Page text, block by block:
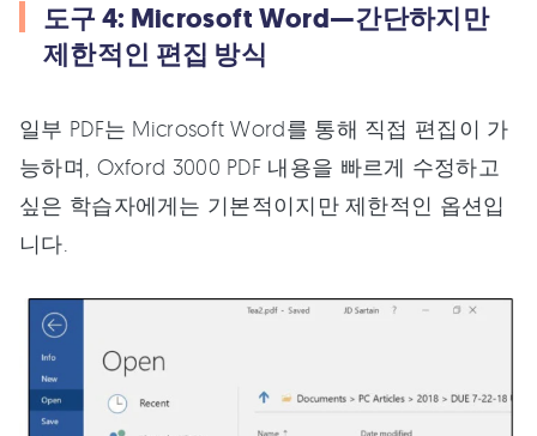
도구 4: Microsoft Word—간단하지만
제한적인 편집 방식
일부 PDF는 Microsoft Word를 통해 직접 편집이 가
능하며, Oxford 3000 PDF 내용을 빠르게 수정하고
싶은 학습자에게는 기본적이지만 제한적인 옵션입
니다.